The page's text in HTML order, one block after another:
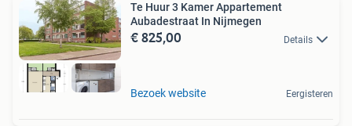
Te Huur 3 Kamer Appartement
Aubadestraat In Nijmegen
€ 825,00 Details
Bezoek website Eergisteren